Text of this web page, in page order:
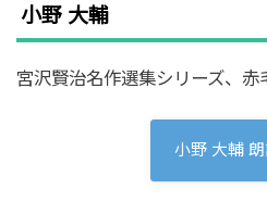
小野 大輔
宮沢賢治名作選集シリーズ、赤
小野 大輔